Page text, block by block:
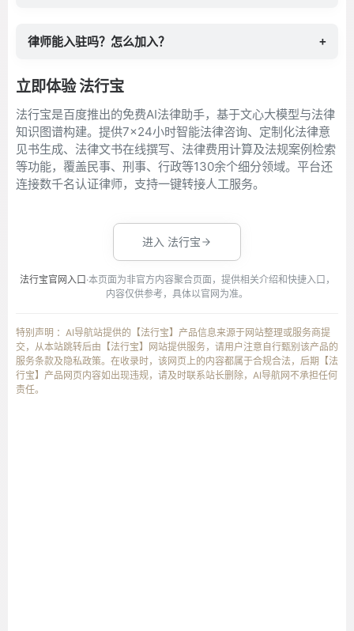
律师能入驻吗？怎么加入？ +
立即体验 法行宝
法行宝是百度推出的免费AI法律助手，基于文心大模型与法律
知识图谱构建。提供7×24小时智能法律咨询、定制化法律意
见书生成、法律文书在线撰写、法律费用计算及法规案例检索
等功能，覆盖民事、刑事、行政等130余个细分领域。平台还
连接数千名认证律师，支持一键转接人工服务。
进入 法行宝
法行宝官网入口 ·本页面为非官方内容聚合页面，提供相关介绍和快捷入口，
内容仅供参考，具体以官网为准。
特别声明 ：AI导航站提供的【法行宝】产品信息来源于网站整理或服务商提
交，从本站跳转后由【法行宝】网站提供服务，请用户注意自行甄别该产品的
服务条款及隐私政策。在收录时，该网页上的内容都属于合规合法，后期【法
行宝】产品网页内容如出现违规，请及时联系站长删除，AI导航网不承担任何
责任。